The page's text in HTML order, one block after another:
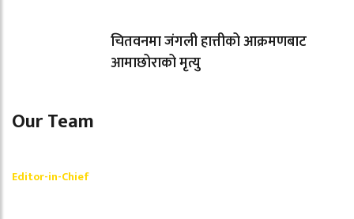
चितवनमा जंगली हात्तीको आक्रमणबाट
आमाछोराको मृत्यु
Our Team
Editor-in-Chief